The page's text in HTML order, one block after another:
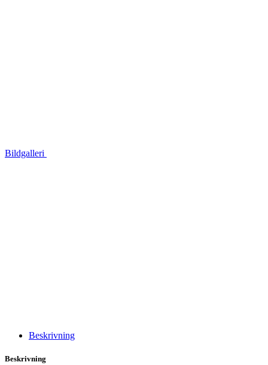
Bildgalleri
Beskrivning
Beskrivning